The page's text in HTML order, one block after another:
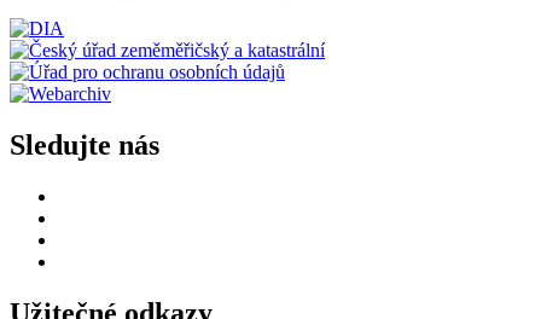
Sledujte nás